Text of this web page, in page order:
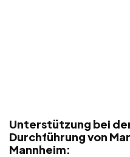
Unterstützung bei
Durchführung von
Mannheim: